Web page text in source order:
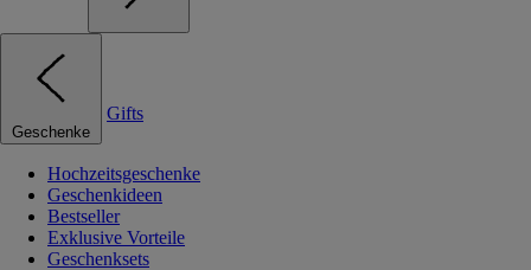
Geschenke
Gifts
Hochzeitsgeschenke
Geschenkideen
Bestseller
Exklusive Vorteile
Geschenksets